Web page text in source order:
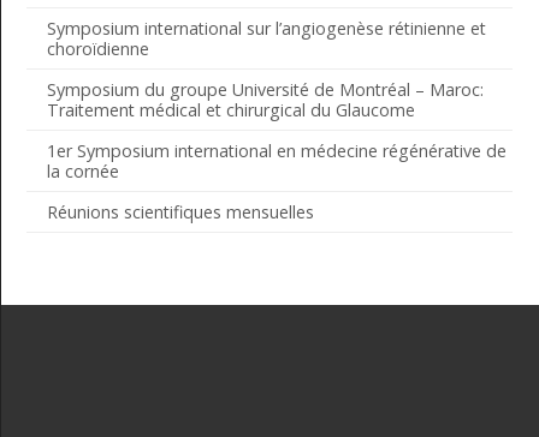
Symposium international sur l’angiogenèse rétinienne et
choroïdienne
Symposium du groupe Université de Montréal – Maroc:
Traitement médical et chirurgical du Glaucome
1er Symposium international en médecine régénérative de
la cornée
Réunions scientifiques mensuelles